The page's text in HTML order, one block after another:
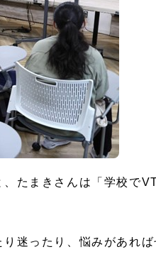
たまきさんは「学校で
迷ったり、悩みがあれば